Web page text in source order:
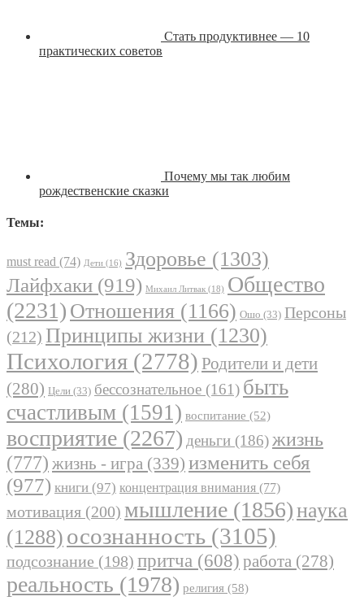
Стать продуктивнее — 10
практических советов
Почему мы так любим
рождественские сказки
Темы:
must read (74) Дети (16) Здоровье (1303)
Лайфхаки (919) Михаил Литвак (18) Общество
(2231) Отношения (1166) Ошо (33) Персоны
(212) Принципы жизни (1230)
Психология (2778) Родители и дети
(280) Цели (33) бессознательное (161) быть
счастливым (1591) воспитание (52)
восприятие (2267) деньги (186)жизнь
(777) жизнь - игра (339) изменить себя
(977) книги (97) концентрация внимания (77)
мотивация (200) мышление (1856)наука
(1288) осознанность (3105)
подсознание (198) притча (608) работа (278)
реальность (1978) религия (58)